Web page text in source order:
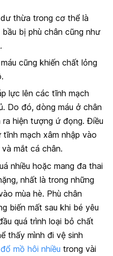
thừa trong cơ thể là
bị phù chân cũng như
cũng khiến chất lỏng
lực lên các tĩnh mạch
Do đó, dòng máu ở chân
hiện tượng ứ đọng. Điều
mạch xâm nhập vào
mắt cá chân.
nhiều hoặc mang đa thai
nhất là trong những
mùa hè. Phù chân
biến mất sau khi bé yêu
quá trình loại bỏ chất
thấy mình đi vệ sinh
đổ mồ hôi nhiều trong vài